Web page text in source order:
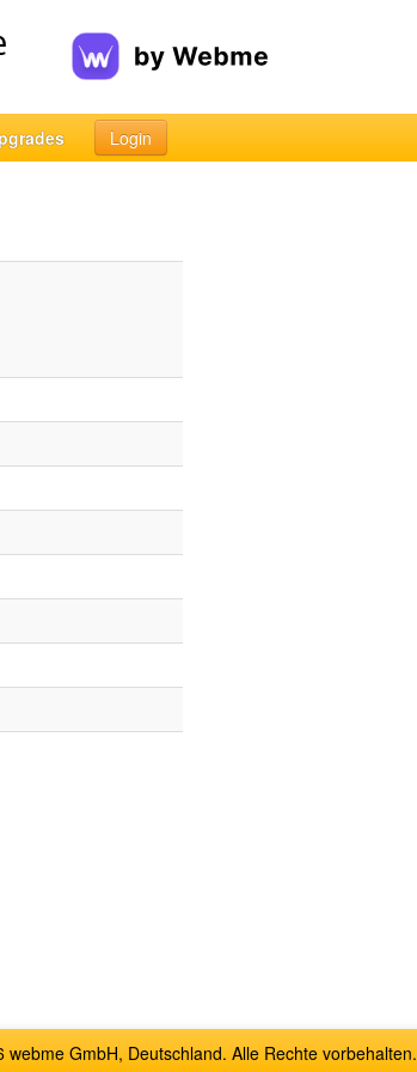
Login
webme GmbH, Deutschland. Alle Rechte vorbehalten.